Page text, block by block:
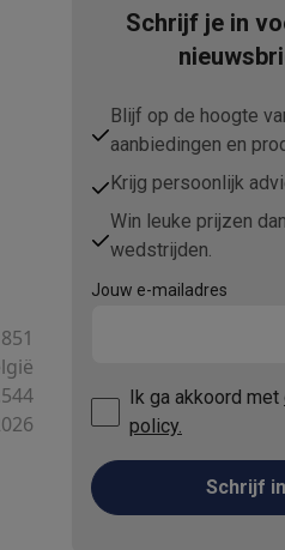
Smartphone gaming controllers
trackers
Schrijf je in
Blijf op de hoogte
aanbiedingen en
Krijg persoonlijk
Win leuke prijzen
wedstrijden.
Jouw e-mailadres
Ik ga akkoord met
policy.
Schrijf in